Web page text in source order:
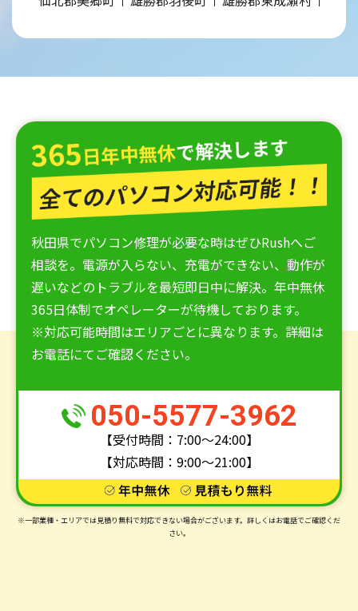
秋田県でパソコン修理が必要な時はぜひRushへご
相談を。電源が入らない、充電ができない、動作が
遅いなどのトラブルを最短即日中に解決。年中無休
365日体制でオペレーターが待機しております。
※対応可能時間はエリアごとに異なります。詳細は
お電話にてご確認ください。
050-5577-3962
【受付時間：7:00〜24:00】
【対応時間：9:00〜21:00】
※一部業種・エリアでは見積り無料で対応できない場合がございます。 詳しくはお電話でご確認くだ
さい。